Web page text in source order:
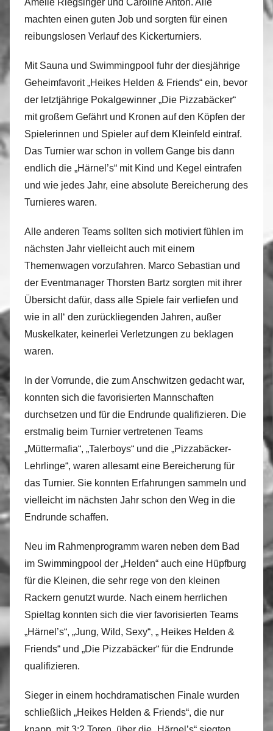
Amelie Riegsinger und Caroline Anton. Alle
machten einen guten Job und sorgten für einen
reibungslosen Verlauf des Kickerturniers.
Mit Sauna und Swimmingpool fuhr der diesjährige
Geheimfavorit „Heikes Helden & Friends“ ein, bevor
der letztjährige Pokalgewinner „Die Pizzabäcker“
mit großem Gefährt und Kronen auf den Köpfen der
Spielerinnen und Spieler auf dem Kleinfeld eintraf.
Das Turnier war schon in vollem Gange bis dann
endlich die „Härnel’s“ mit Kind und Kegel eintrafen
und wie jedes Jahr, eine absolute Bereicherung des
Turnieres waren.
Alle anderen Teams sollten sich motiviert fühlen im
nächsten Jahr vielleicht auch mit einem
Themenwagen vorzufahren. Marco Sebastian und
der Eventmanager Thorsten Bartz sorgten mit ihrer
Übersicht dafür, dass alle Spiele fair verliefen und
wie in all‘ den zurückliegenden Jahren, außer
Muskelkater, keinerlei Verletzungen zu beklagen
waren.
In der Vorrunde, die zum Anschwitzen gedacht war,
konnten sich die favorisierten Mannschaften
durchsetzen und für die Endrunde qualifizieren. Die
erstmalig beim Turnier vertretenen Teams
„Müttermafia“, „Talerboys“ und die „Pizzabäcker-
Lehrlinge“, waren allesamt eine Bereicherung für
das Turnier. Sie konnten Erfahrungen sammeln und
vielleicht im nächsten Jahr schon den Weg in die
Endrunde schaffen.
Neu im Rahmenprogramm waren neben dem Bad
im Swimmingpool der „Helden“ auch eine Hüpfburg
für die Kleinen, die sehr rege von den kleinen
Rackern genutzt wurde. Nach einem herrlichen
Spieltag konnten sich die vier favorisierten Teams
„Härnel’s“, „Jung, Wild, Sexy“, „ Heikes Helden &
Friends“ und „Die Pizzabäcker“ für die Endrunde
qualifizieren.
Sieger in einem hochdramatischen Finale wurden
schließlich „Heikes Helden & Friends“, die nur